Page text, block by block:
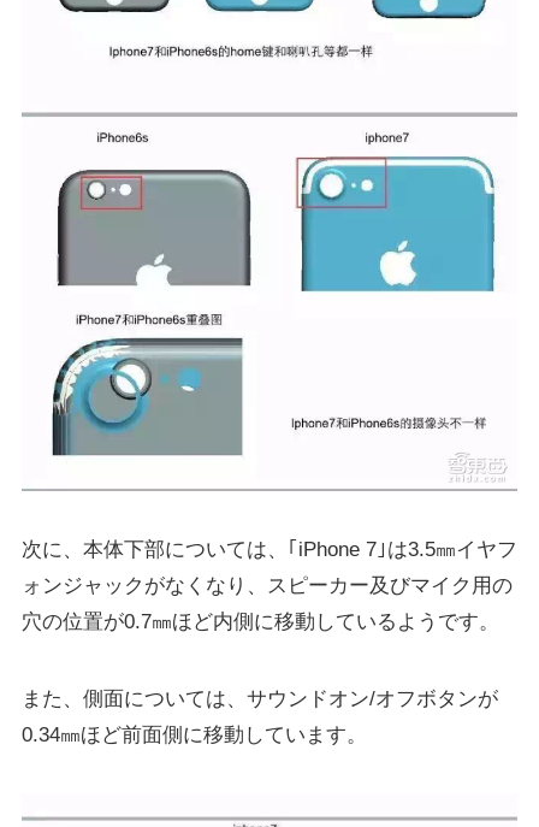
次に、本体下部については、｢iPhone 7｣は3.5㎜イヤフ
ォンジャックがなくなり、スピーカー及びマイク用の
穴の位置が0.7㎜ほど内側に移動しているようです。
また、側面については、サウンドオン/オフボタンが
0.34㎜ほど前面側に移動しています。